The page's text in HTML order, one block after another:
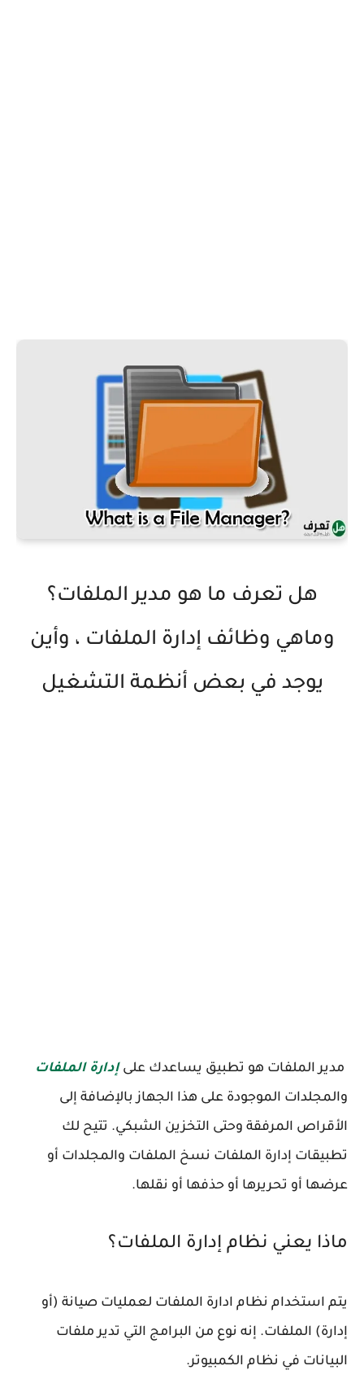
هل تعرف ما هو مدير الملفات؟
وماهي وظائف إدارة الملفات ، وأين
يوجد في بعض أنظمة التشغيل
مدير الملفات هو تطبيق يساعدك علىإدارة الملفات
والمجلدات الموجودة على هذا الجهاز بالإضافة إلى
الأقراص المرفقة وحتى التخزين الشبكي. تتيح لك
تطبيقات إدارة الملفات نسخ الملفات والمجلدات أو
عرضها أو تحريرها أو حذفها أو نقلها.
ماذا يعني نظام إدارة الملفات؟
يتم استخدام نظام ادارة الملفات لعمليات صيانة (أو
إدارة) الملفات. إنه نوع من البرامج التي تدير ملفات
البيانات في نظام الكمبيوتر.